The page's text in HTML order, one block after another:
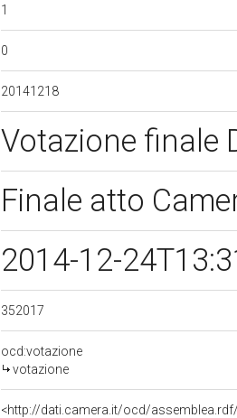
1
0
20141218
Votazione finale
Finale atto
2014-12-
352017
ocd:votazione
votazione
<http://dati.camera.it/ocd/